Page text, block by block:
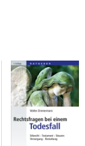
Nach
nstigte
in das
auch der
Vorst nde,